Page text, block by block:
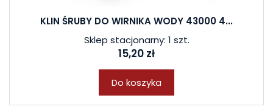
KLIN ŚRUBY DO WIRNIKA WODY 43000 4...
Sklep stacjonarny: 1 szt.
15,20 zł
Do koszyka